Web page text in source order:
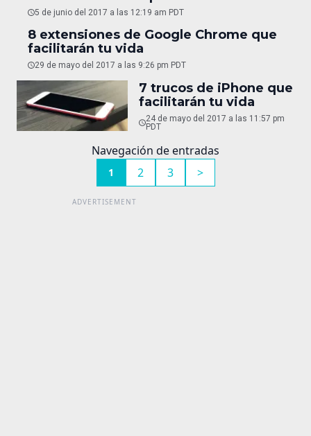
5 de junio del 2017 a las 12:19 am PDT
8 extensiones de Google Chrome que
facilitarán tu vida
29 de mayo del 2017 a las 9:26 pm PDT
7 trucos de iPhone que
facilitarán tu vida
24 de mayo del 2017 a las 11:57 pm
PDT
Navegación de entradas
1 2 3 >